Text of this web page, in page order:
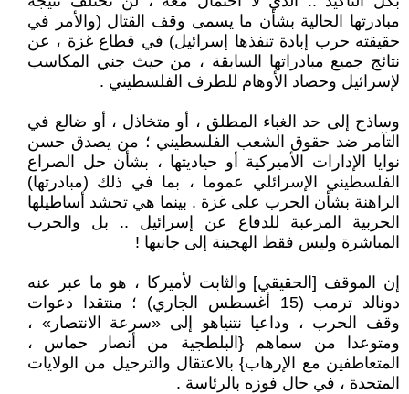
مبادرتها الحالية بشأن ما يسمى وقف القتال (والأمر في
حقيقته حرب إبادة تنفذها إسرائيل) في قطاع غزة ، عن
نتائج جميع مبادراتها السابقة ، من حيث جني المكاسب
لإسرائيل وحصاد الأوهام للطرف الفلسطيني .
وساذج إلى حد الغباء المطلق ، أو متخاذل ، أو ضالع في
التآمر ضد حقوق الشعب الفلسطيني ؛ من يصدق حسن
نوايا الإدارات الأميركية أو حياديتها ، بشأن حل الصراع
الفلسطيني الإسرائلي عموما ، بما في ذلك (مبادرتها)
الراهنة بشأن الحرب على غزة . بينما هي تحشد أساطيلها
الحربية المرعبة للدفاع عن إسرائيل .. بل والحرب
المباشرة وليس فقط الهجينة إلى جانبها !
إن الموقف [الحقيقي] والثابت لأميركا ، هو ما عبر عنه
دونالد ترمب (15 أغسطس الجاري) ؛ منتقدا دعوات
وقف الحرب ، وداعيا نتنياهو إلى «سرعة الانتصار» ،
ومتوعدا من سماهم {البلطجية من أنصار حماس ،
المتعاطفين مع الإرهاب} بالاعتقال والترحيل من الولايات
المتحدة ، في حال فوزه بالرئاسة .